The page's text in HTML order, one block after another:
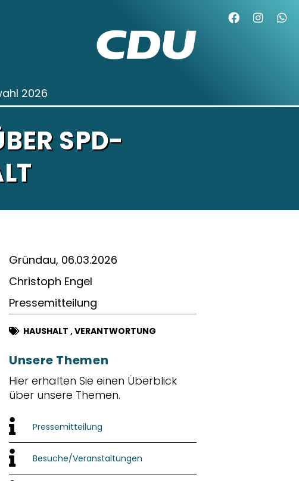
2026
SPD-
Gründau, 06.03.2026
Christoph Engel
Pressemitteilung
HAUSHALT ,VERANTWORTUNG
Unsere Themen
Hier erhalten Sie einen Überblick
über unsere Themen.
Pressemitteilung
Besuche/Veranstaltungen